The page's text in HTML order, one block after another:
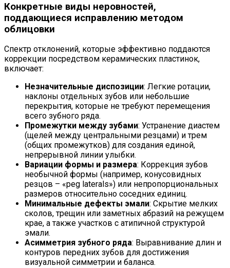
Конкретные виды неровностей,
поддающиеся исправлению методом
облицовки
Спектр отклонений, которые эффективно поддаются
коррекции посредством керамических пластинок,
включает:
Незначительные диспозиции: Легкие ротации,
наклоны отдельных зубов или небольшие
перекрытия, которые не требуют перемещения
всего зубного ряда.
Промежутки между зубами: Устранение диастем
(щелей между центральными резцами) и трем
(общих промежутков) для создания единой,
непрерывной линии улыбки.
Вариации формы и размера: Коррекция зубов
необычной формы (например, конусовидных
резцов – «peg laterals») или непропорциональных
размеров относительно соседних единиц.
Минимальные дефекты эмали: Скрытие мелких
сколов, трещин или заметных абразий на режущем
крае, а также участков с атипичной структурой
эмали.
Асимметрия зубного ряда: Выравнивание длин и
контуров передних зубов для достижения
визуальной симметрии и баланса.